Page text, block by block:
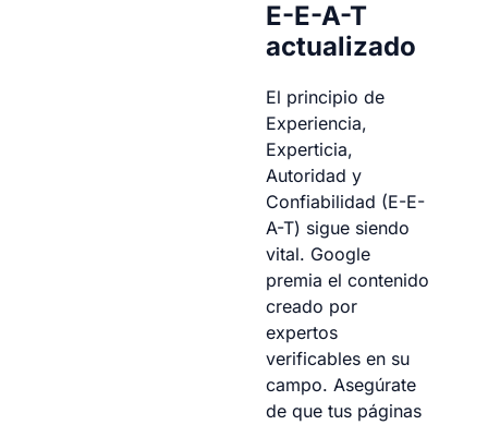
E-E-A-T
actualizado
El principio de
Experiencia,
Experticia,
Autoridad y
Confiabilidad (E-E-
A-T) sigue siendo
vital. Google
premia el contenido
creado por
expertos
verificables en su
campo. Asegúrate
de que tus páginas